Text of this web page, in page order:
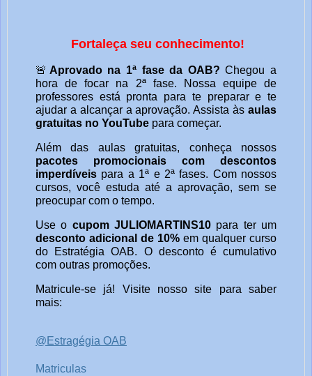
Fortaleça seu conhecimento!
🚨 Aprovado na 1ª fase da OAB? Chegou a
hora de focar na 2ª fase. Nossa equipe de
professores está pronta para te preparar e te
ajudar a alcançar a aprovação. Assista às aulas
gratuitas no YouTube para começar.
Além das aulas gratuitas, conheça nossos
pacotes promocionais com descontos
imperdíveis para a 1ª e 2ª fases. Com nossos
cursos, você estuda até a aprovação, sem se
preocupar com o tempo.
Use o cupom JULIOMARTINS10 para ter um
desconto adicional de 10% em qualquer curso
do Estratégia OAB. O desconto é cumulativo
com outras promoções.
Matricule-se já! Visite nosso site para saber
mais:
@Estragégia OAB
Matriculas